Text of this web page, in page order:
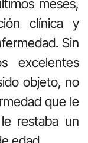
meses,
clínica y
Sin
excelentes
objeto, no
que le
restaba un